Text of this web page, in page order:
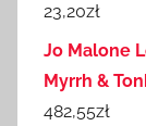
23,20zł
Jo Malone
Myrrh &
482,55zł